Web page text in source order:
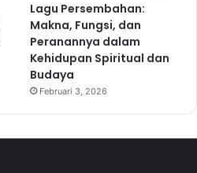
Lagu Persembahan:
Makna, Fungsi, dan
Peranannya dalam
Kehidupan Spiritual dan
Budaya
Februari 3, 2026